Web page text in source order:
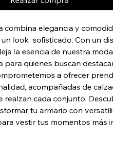
combina elegancia y
look  sofisticado. Con un
la esencia de nuestra moda
quienes buscan
a ofrecer
acompañadas de
realzan cada conjunto.
tu armario con
vestir tus momentos más